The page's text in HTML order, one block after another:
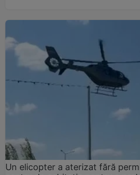
Un elicopter a aterizat fără